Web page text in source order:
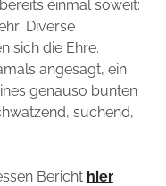
einmal soweit:
Diverse
sich die Ehre.
angesagt, ein
genauso bunten
suchend,
Bericht hier